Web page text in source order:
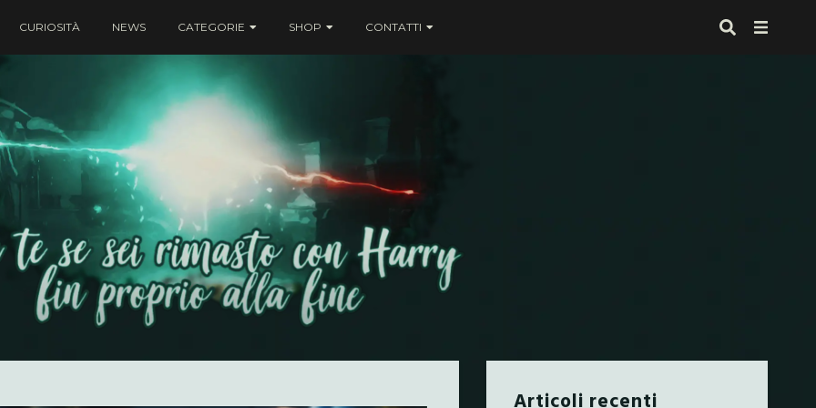
CURIOSITÀ NEWS CATEGORIE SHOP CONTATTI
rimasto con Harry fin proprio alla fine
Articoli recenti